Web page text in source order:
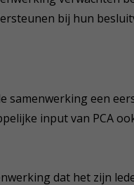
bij hun
samenwerking een
input van PCA
dat het zijn